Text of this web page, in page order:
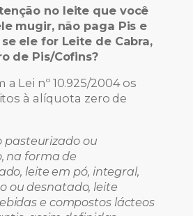
no leite que você
mugir, não paga Pis e
se ele for Leite de Cabra,
de Pis/Cofins?
a Lei nº 10.925/2004 os
à alíquota zero de
pasteurizado ou
na forma de
leite em pó, integral,
ou desnatado, leite
e compostos lácteos